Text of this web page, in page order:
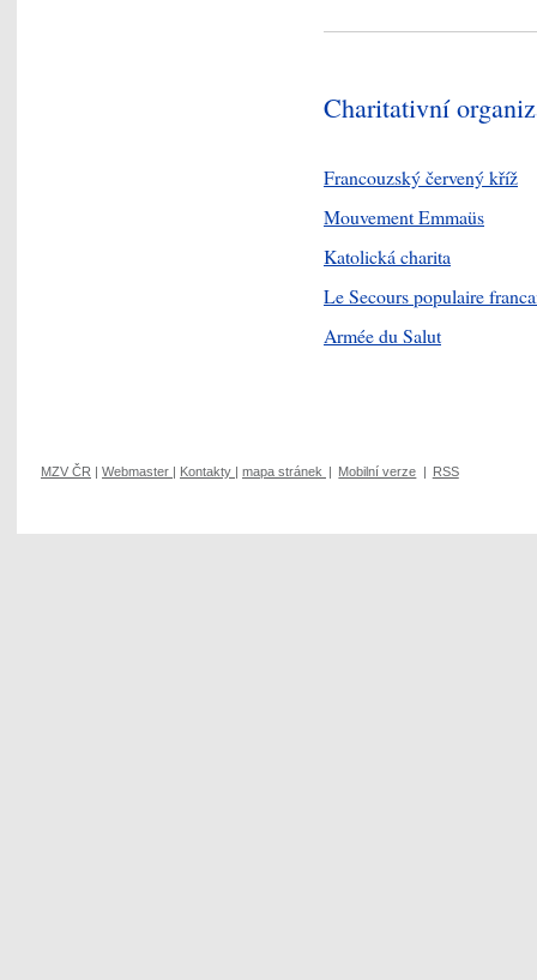
Charitativní
Francouzský červený kříž
Mouvement Emmaüs
Katolická charita
Le Secours populaire
Armée du Salut
MZV ČR | Webmaster | Kontakty | mapa stránek | Mobilní verze | RSS